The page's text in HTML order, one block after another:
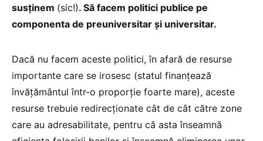
susținem (sic!). Să facem politici publice pe
componenta de preuniversitar și universitar.
Dacă nu facem aceste politici, în afară de resurse
importante care se irosesc (statul finanțează
învățământul într-o proporție foarte mare), aceste
resurse trebuie redirecționate cât de cât către zone
care au adresabilitate, pentru că asta înseamnă